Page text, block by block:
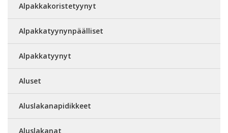
Alpakkakoristetyynyt
Alpakkatyynynpäälliset
Alpakkatyynyt
Aluset
Aluslakanapidikkeet
Aluslakanat